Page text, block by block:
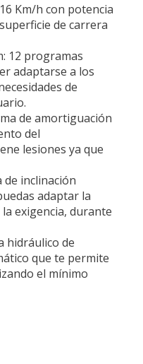
Km/h con potencia
de carrera
12 programas
adaptarse a los
de
de amortiguación
del
lesiones ya que
inclinación
adaptar la
exigencia, durante
hidráulico de
que te permite
el mínimo